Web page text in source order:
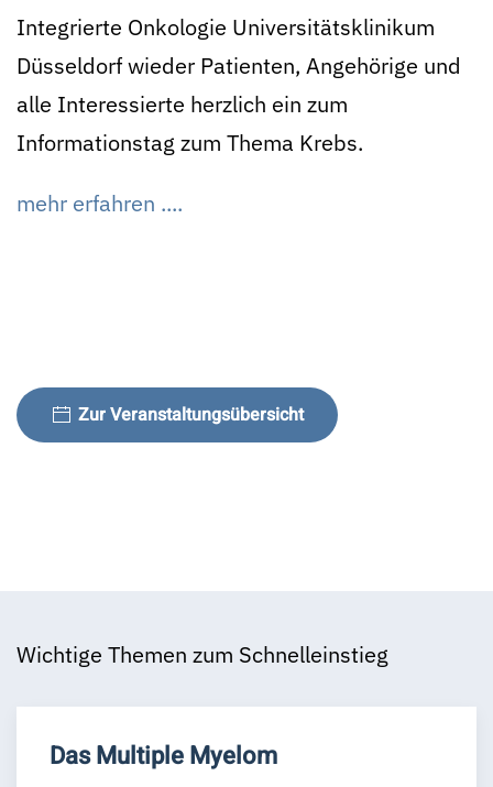
Integrierte Onkologie Universitätsklinikum
Düsseldorf wieder Patienten, Angehörige und
alle Interessierte herzlich ein zum
Informationstag zum Thema Krebs.
mehr erfahren ....
Zur Veranstaltungsübersicht
Wichtige Themen zum Schnelleinstieg
Das Multiple Myelom